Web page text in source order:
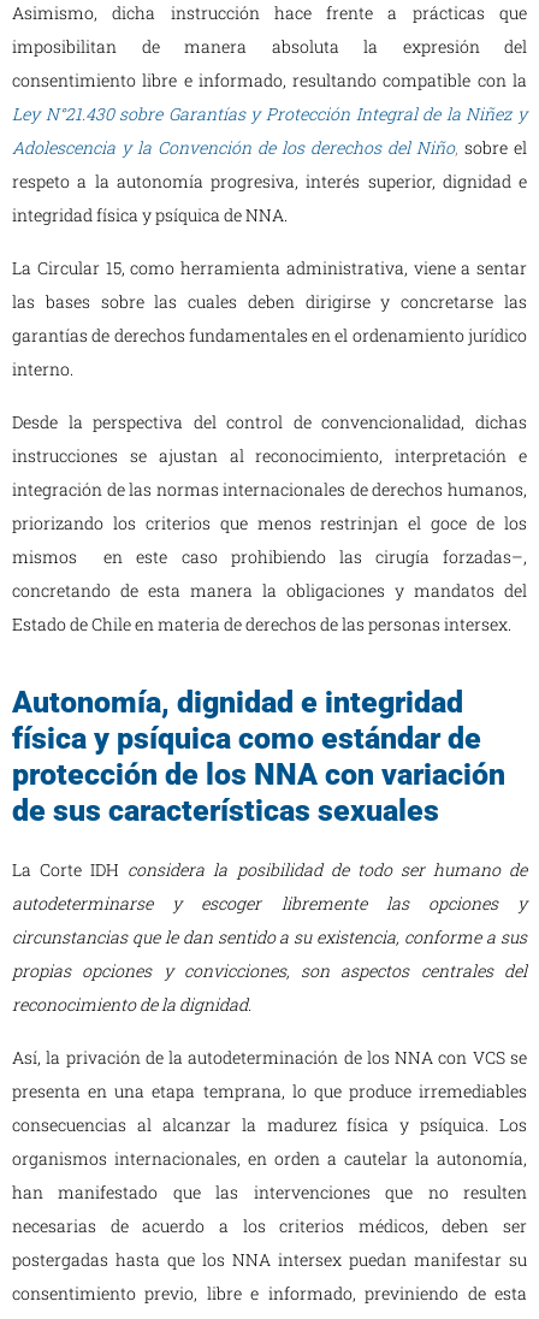
Asimismo, dicha instrucción hace frente a prácticas que
imposibilitan de manera absoluta la expresión del
consentimiento libre e informado, resultando compatible con la
Ley N°21.430 sobre Garantías y Protección Integral de la Niñez y
Adolescencia y la Convención de los derechos del Niño, sobre el
respeto a la autonomía progresiva, interés superior, dignidad e
integridad física y psíquica de NNA.
La Circular 15, como herramienta administrativa, viene a sentar
las bases sobre las cuales deben dirigirse y concretarse las
garantías de derechos fundamentales en el ordenamiento jurídico
interno.
Desde la perspectiva del control de convencionalidad, dichas
instrucciones se ajustan al reconocimiento, interpretación e
integración de las normas internacionales de derechos humanos,
priorizando los criterios que menos restrinjan el goce de los
mismos en este caso prohibiendo las cirugía forzadas–,
concretando de esta manera la obligaciones y mandatos del
Estado de Chile en materia de derechos de las personas intersex.
Autonomía, dignidad e integridad
física y psíquica como estándar de
protección de los NNA con variación
de sus características sexuales
La Corte IDH considera la posibilidad de todo ser humano de
autodeterminarse y escoger libremente las opciones y
circunstancias que le dan sentido a su existencia, conforme a sus
propias opciones y convicciones, son aspectos centrales del
reconocimiento de la dignidad.
Así, la privación de la autodeterminación de los NNA con VCS se
presenta en una etapa temprana, lo que produce irremediables
consecuencias al alcanzar la madurez física y psíquica. Los
organismos internacionales, en orden a cautelar la autonomía,
han manifestado que las intervenciones que no resulten
necesarias de acuerdo a los criterios médicos, deben ser
postergadas hasta que los NNA intersex puedan manifestar su
consentimiento previo, libre e informado, previniendo de esta